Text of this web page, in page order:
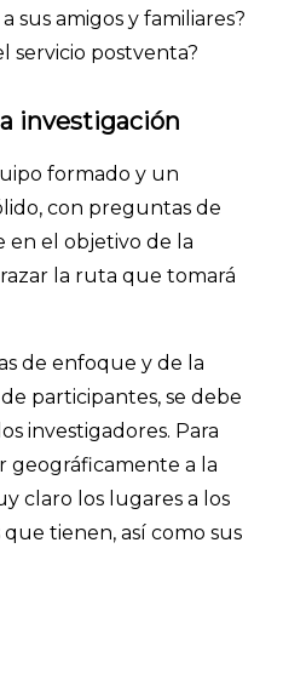
sus amigos y familiares?
servicio postventa?
investigación
formado y un
con preguntas de
en el objetivo de la
la ruta que tomará
de enfoque y de la
participantes, se debe
investigadores. Para
geográficamente a la
claro los lugares a los
tienen, así como sus